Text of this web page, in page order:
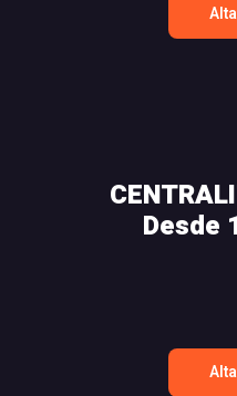
Desde